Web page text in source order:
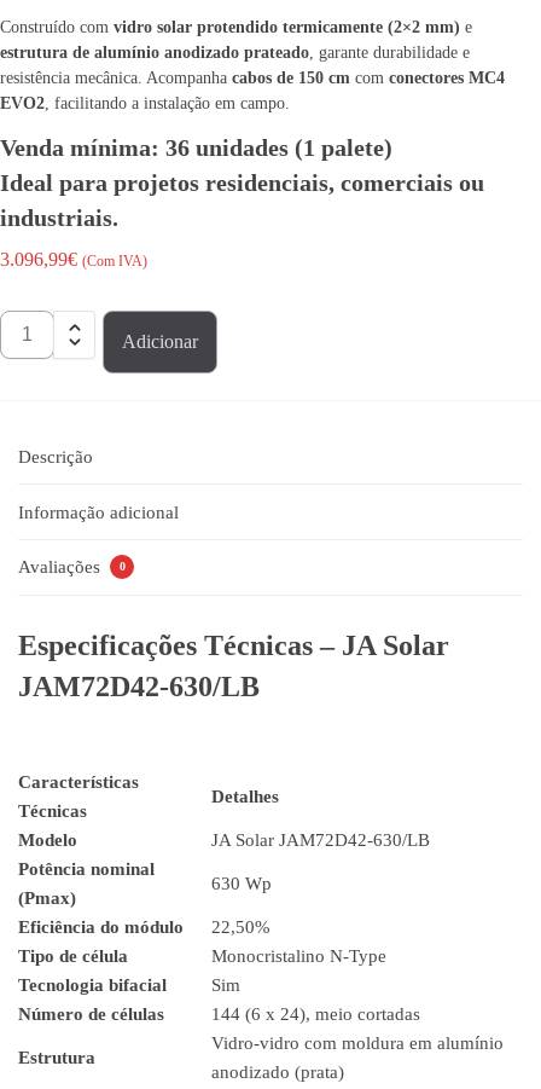
Construído com vidro solar protendido termicamente (2×2 mm) e
estrutura de alumínio anodizado prateado, garante durabilidade e
resistência mecânica. Acompanha cabos de 150 cm com conectores MC4
EVO2, facilitando a instalação em campo.
Venda mínima: 36 unidades (1 palete)
Ideal para projetos residenciais, comerciais ou
industriais.
3.096,99€ (Com IVA)
Adicionar
Descrição
Informação adicional
Avaliações 0
Especificações Técnicas – JA Solar
JAM72D42-630/LB
Características
Técnicas
Detalhes
Modelo
JA Solar JAM72D42-630/LB
Potência nominal
(Pmax)
630 Wp
Eficiência do módulo
22,50%
Tipo de célula
Monocristalino N-Type
Tecnologia bifacial
Sim
Número de células
144 (6 x 24), meio cortadas
Estrutura
Vidro-vidro com moldura em alumínio
anodizado (prata)